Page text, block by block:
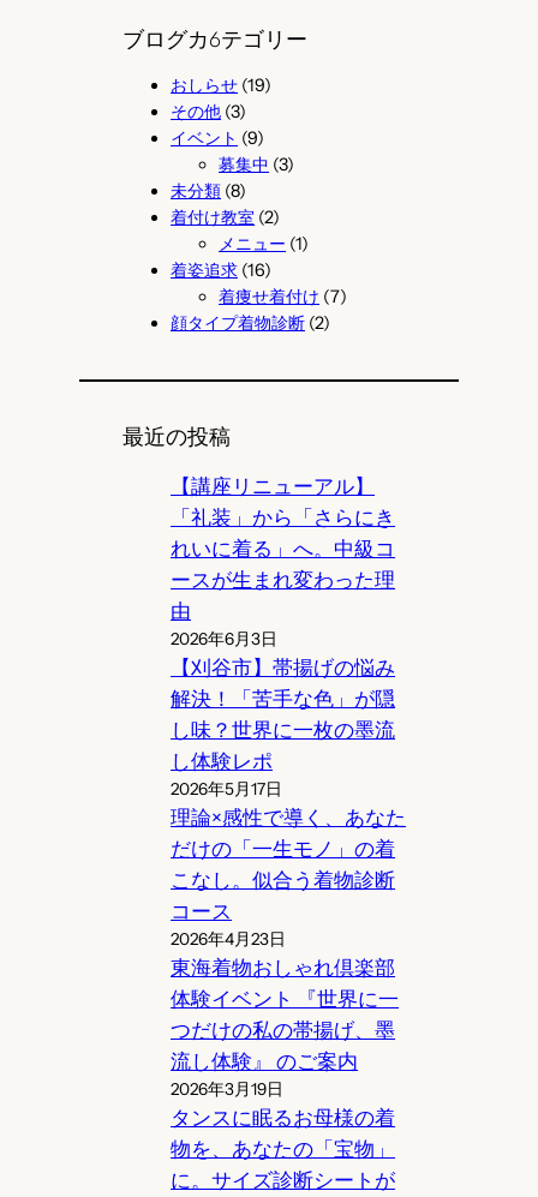
ブログカ6テゴリー
おしらせ (19)
その他 (3)
イベント (9)
募集中 (3)
未分類 (8)
着付け教室 (2)
メニュー (1)
着姿追求 (16)
着痩せ着付け (7)
顔タイプ着物診断 (2)
最近の投稿
【講座リニューアル】
「礼装」から「さらにき
れいに着る」へ。中級コ
ースが生まれ変わった理
由
2026年6月3日
【刈谷市】帯揚げの悩み
解決！「苦手な色」が隠
し味？世界に一枚の墨流
し体験レポ
2026年5月17日
理論×感性で導く、あなた
だけの「一生モノ」の着
こなし。似合う着物診断
コース
2026年4月23日
東海着物おしゃれ倶楽部
体験イベント 『世界に一
つだけの私の帯揚げ、墨
流し体験』 のご案内
2026年3月19日
タンスに眠るお母様の着
物を、あなたの「宝物」
に。サイズ診断シートが